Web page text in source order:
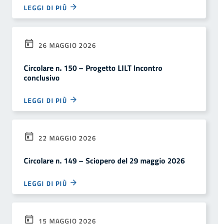
LEGGI DI PIÙ
26 MAGGIO 2026
Circolare n. 150 – Progetto LILT Incontro
conclusivo
LEGGI DI PIÙ
22 MAGGIO 2026
Circolare n. 149 – Sciopero del 29 maggio 2026
LEGGI DI PIÙ
15 MAGGIO 2026